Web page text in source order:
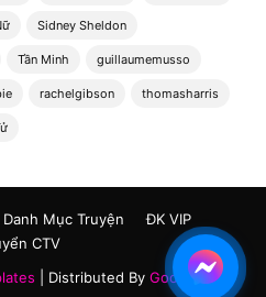
Sidney Sheldon
Tần Minh guillaumemusso
rachelgibson thomasharris
Danh Mục Truyện
ĐK VIP
CTV
| Distributed By Gooyaabi